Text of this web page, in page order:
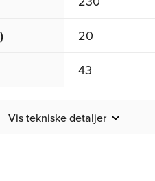
20
43
Vis tekniske detaljer